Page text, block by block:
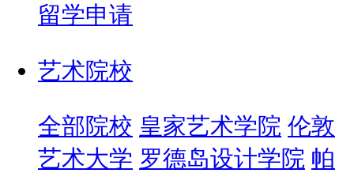
留学申请
艺术院校
全部院校 皇家艺术学院 伦敦
艺术大学 罗德岛设计学院 帕